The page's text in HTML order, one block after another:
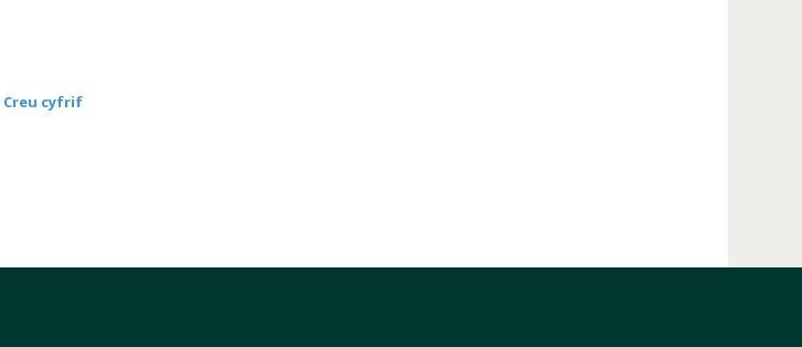
Creu cyfrif